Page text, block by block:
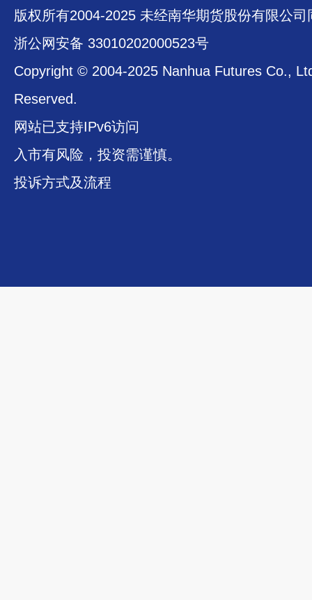
版权所有2004-2025 未经南华期货股份有限公司
浙公网安备 33010202000523号
Copyright © 2004-2025 Nanhua Futures Co.,
Reserved.
网站已支持IPv6访问
入市有风险，投资需谨慎。
投诉方式及流程